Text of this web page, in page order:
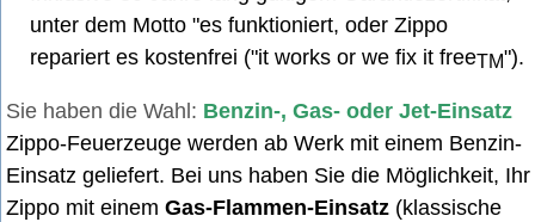
unter dem Motto "es funktioniert, oder Zippo
repariert es kostenfrei ("it works or we fix it freeTM").
Sie haben die Wahl: Benzin-, Gas- oder Jet-Einsatz
Zippo-Feuerzeuge werden ab Werk mit einem Benzin-
Einsatz geliefert. Bei uns haben Sie die Möglichkeit, Ihr
Zippo mit einemGas-Flammen-Einsatz (klassische